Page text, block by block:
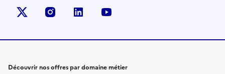
X (anciennement Twitter)
instagramlinkedin
Découvrir nos offres par domaine métier